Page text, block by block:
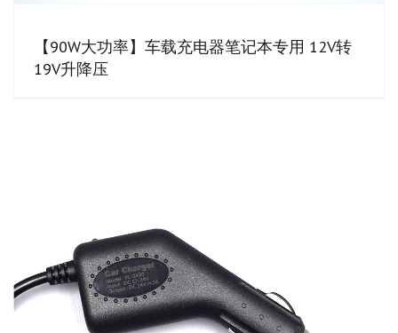
【90W大功率】车载充电器笔记本专用 12V转
19V升降压